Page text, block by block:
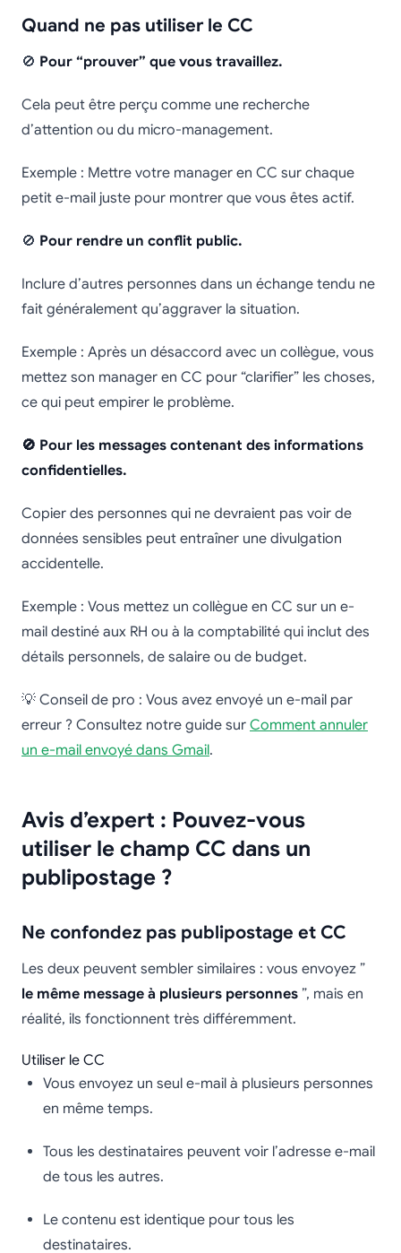
Quand ne pas utiliser le CC
🚫 Pour “prouver” que vous travaillez.
Cela peut être perçu comme une recherche
d’attention ou du micro-management.
Exemple : Mettre votre manager en CC sur chaque
petit e-mail juste pour montrer que vous êtes actif.
🚫 Pour rendre un conflit public.
Inclure d’autres personnes dans un échange tendu ne
fait généralement qu’aggraver la situation.
Exemple : Après un désaccord avec un collègue, vous
mettez son manager en CC pour “clarifier” les choses,
ce qui peut empirer le problème.
🚫 Pour les messages contenant des informations
confidentielles.
Copier des personnes qui ne devraient pas voir de
données sensibles peut entraîner une divulgation
accidentelle.
Exemple : Vous mettez un collègue en CC sur un e-
mail destiné aux RH ou à la comptabilité qui inclut des
détails personnels, de salaire ou de budget.
💡 Conseil de pro : Vous avez envoyé un e-mail par
erreur ? Consultez notre guide sur Comment annuler
un e-mail envoyé dans Gmail.
Avis d’expert : Pouvez-vous
utiliser le champ CC dans un
publipostage ?
Ne confondez pas publipostage et CC
Les deux peuvent sembler similaires : vous envoyez ”
le même message à plusieurs personnes ”, mais en
réalité, ils fonctionnent très différemment.
Utiliser le CC
Vous envoyez un seul e-mail à plusieurs personnes
en même temps.
Tous les destinataires peuvent voir l’adresse e-mail
de tous les autres.
Le contenu est identique pour tous les
destinataires.